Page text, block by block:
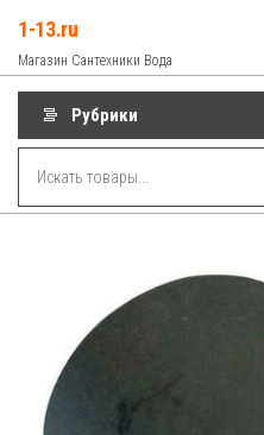
содержимому
1-13.ru
Магазин Сантехники Вода
Рубрики